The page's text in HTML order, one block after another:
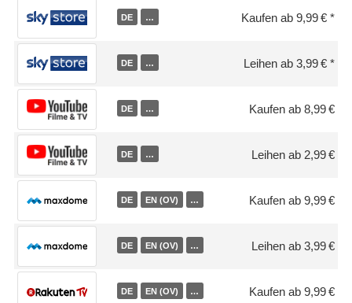
DE … Kaufen ab 9,99 €
DE … Leihen ab 3,99 €
DE … Kaufen ab 8,99 €
DE … Leihen ab 2,99 €
DE EN (OV) … Kaufen ab 9,99 €
DE EN (OV) … Leihen ab 3,99 €
DE EN (OV) … Kaufen ab 9,99 €